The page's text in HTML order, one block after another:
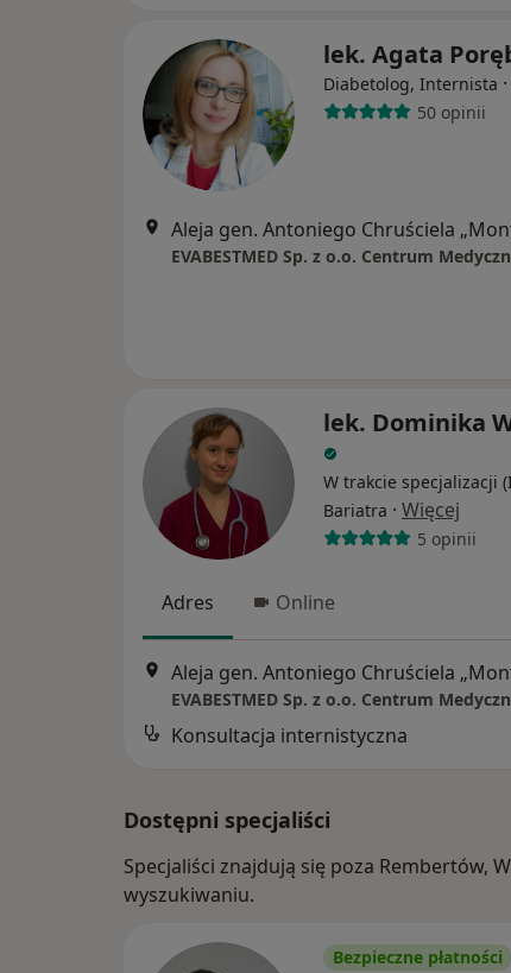
lek. Agata
Diabetolog, Internista ·
50 opinii
EVABESTMED Sp. z o.o. Centrum
lek. Dominika
W trakcie specjalizacji
Bariatra · Więcej
5 opinii
Adres Online
EVABESTMED Sp. z o.o. Centrum
Konsultacja internistyczna
Dostępni specjaliści
Specjaliści znajdują się poza Rembertów,
wyszukiwaniu.
Bezpieczne płatności